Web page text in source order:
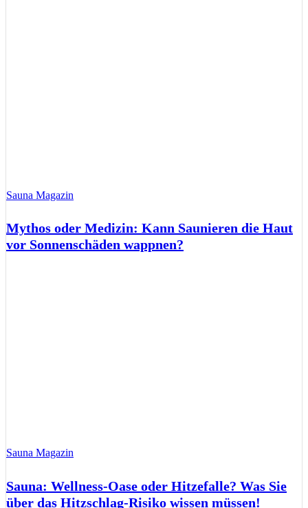
Sauna Magazin
Mythos oder Medizin: Kann Saunieren die Haut
vor Sonnenschäden wappnen?
Sauna Magazin
Sauna: Wellness-Oase oder Hitzefalle? Was Sie
über das Hitzschlag-Risiko wissen müssen!